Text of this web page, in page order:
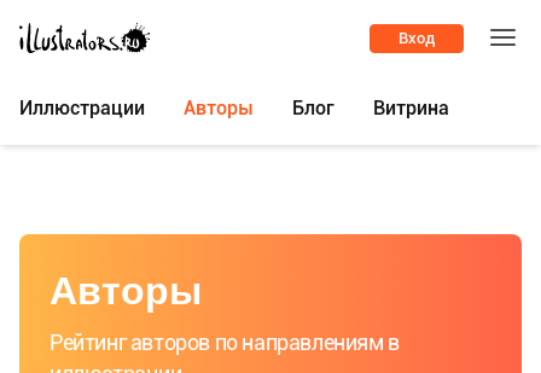
Вход
Иллюстрации Авторы Блог Витрина
Авторы
Рейтинг авторов по направлениям в